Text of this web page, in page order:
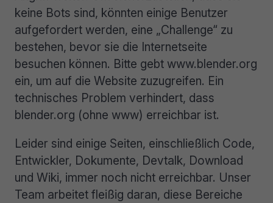
keine Bots sind, könnten einige Benutzer
aufgefordert werden, eine „Challenge“ zu
bestehen, bevor sie die Internetseite
besuchen können. Bitte gebt www.blender.org
ein, um auf die Website zuzugreifen. Ein
technisches Problem verhindert, dass
blender.org (ohne www) erreichbar ist.
Leider sind einige Seiten, einschließlich Code,
Entwickler, Dokumente, Devtalk, Download
und Wiki, immer noch nicht erreichbar. Unser
Team arbeitet fleißig daran, diese Bereiche